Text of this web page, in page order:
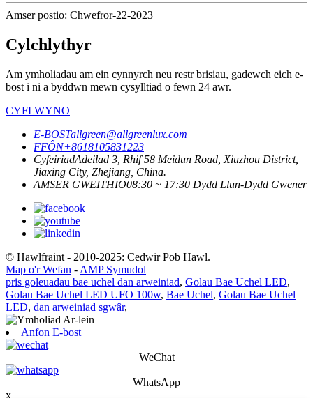
Amser postio: Chwefror-22-2023
Cylchlythyr
Am ymholiadau am ein cynnyrch neu restr brisiau, gadewch eich e-
bost i ni a byddwn mewn cysylltiad o fewn 24 awr.
CYFLWYNO
E-BOSTallgreen@allgreenlux.com
FFÔN+8618105831223
CyfeiriadAdeilad 3, Rhif 58 Meidun Road, Xiuzhou District,
Jiaxing City, Zhejiang, China.
AMSER GWEITHIO08:30 ~ 17:30 Dydd Llun-Dydd Gwener
© Hawlfraint - 2010-2025: Cedwir Pob Hawl.
Map o'r Wefan - AMP Symudol
pris goleuadau bae uchel dan arweiniad, Golau Bae Uchel LED,
Golau Bae Uchel LED UFO 100w, Bae Uchel, Golau Bae Uchel
LED, dan arweiniad sgwâr,
Anfon E-bost
WeChat
WhatsApp
x